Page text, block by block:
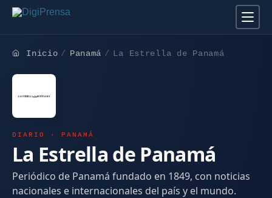
Inicio Panamá La Estrella de Panamá
DIARIO · PANAMÁ
La Estrella de Panamá
Periódico de Panamá fundado en 1849, con noticias
nacionales e internacionales del país y el mundo.